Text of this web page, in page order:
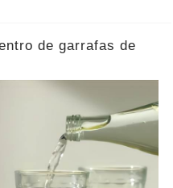
de garrafas de